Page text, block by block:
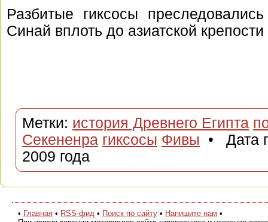
Разбитые гиксосы
Синай вплоть до азиатской
Метки: история Древнего Египта
Секененра гиксосы Фивы • Дата
2009 года
• Главная • RSS-фид • Поиск по сайту • Напишите нам •